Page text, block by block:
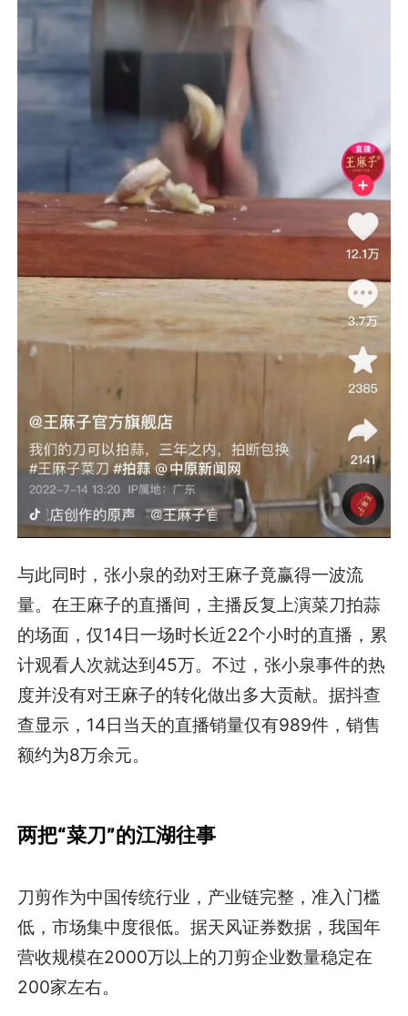
与此同时，张小泉的劲对王麻子竟赢得一波流
量。在王麻子的直播间，主播反复上演菜刀拍蒜
的场面，仅14日一场时长近22个小时的直播，累
计观看人次就达到45万。不过，张小泉事件的热
度并没有对王麻子的转化做出多大贡献。据抖查
查显示，14日当天的直播销量仅有989件，销售
额约为8万余元。
两把“菜刀”的江湖往事
刀剪作为中国传统行业，产业链完整，准入门槛
低，市场集中度很低。据天风证券数据，我国年
营收规模在2000万以上的刀剪企业数量稳定在
200家左右。